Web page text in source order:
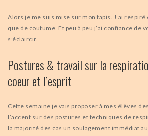
Alors je me suis mise sur mon tapis. J’ai
que de coutume. Et peu à peu j’ai confiance de
s’éclaircir.
Postures & travail sur la
coeur et l’esprit
Cette semaine je vais proposer à mes élèves
l’accent sur des postures et techniques de
la majorité des cas un soulagement immédiat